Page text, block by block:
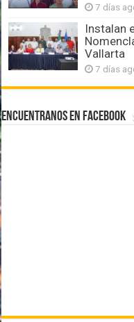
7 días
Instalan
Vallarta
7 días
Encuentranos en Facebook